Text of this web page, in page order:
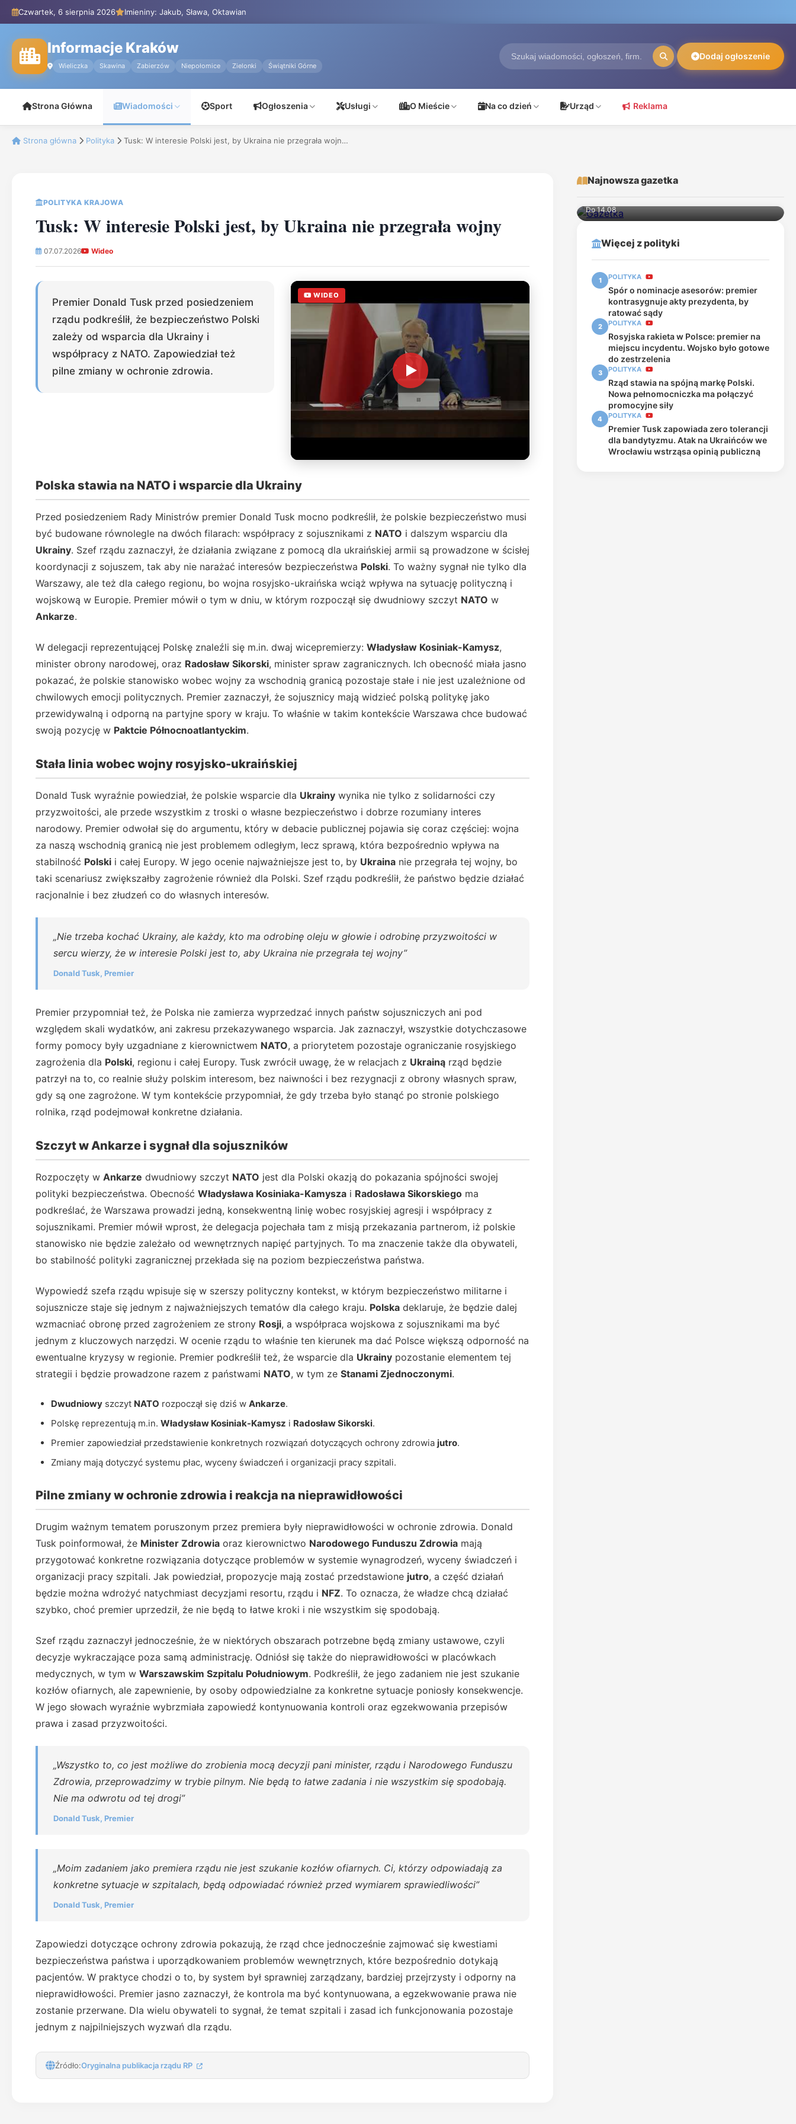
Czwartek, 6 sierpnia 2026 Imieniny: Jakub, Sława, Oktawian
Informacje Kraków
Wieliczka Skawina Zabierzów Niepołomice Zielonki Świątniki Górne
Dodaj ogłoszenie
Strona Główna Wiadomości Sport Ogłoszenia Usługi O Mieście Na co dzień Urząd Reklama
Strona główna Polityka Tusk: W interesie Polski jest, by Ukraina nie przegrała wojn…
POLITYKA KRAJOWA
Tusk: W interesie Polski jest, by Ukraina nie przegrała wojny
07.07.2026 Wideo
Premier Donald Tusk przed posiedzeniem
rządu podkreślił, że bezpieczeństwo Polski
zależy od wsparcia dla Ukrainy i
współpracy z NATO. Zapowiedział też
pilne zmiany w ochronie zdrowia.
WIDEO
Polska stawia na NATO i wsparcie dla Ukrainy
Przed posiedzeniem Rady Ministrów premier Donald Tusk mocno podkreślił, że polskie bezpieczeństwo musi
być budowane równolegle na dwóch filarach: współpracy z sojusznikami z NATO i dalszym wsparciu dla
Ukrainy. Szef rządu zaznaczył, że działania związane z pomocą dla ukraińskiej armii są prowadzone w ścisłej
koordynacji z sojuszem, tak aby nie narażać interesów bezpieczeństwa Polski. To ważny sygnał nie tylko dla
Warszawy, ale też dla całego regionu, bo wojna rosyjsko-ukraińska wciąż wpływa na sytuację polityczną i
wojskową w Europie. Premier mówił o tym w dniu, w którym rozpoczął się dwudniowy szczyt NATO w
Ankarze.
W delegacji reprezentującej Polskę znaleźli się m.in. dwaj wicepremierzy: Władysław Kosiniak-Kamysz,
minister obrony narodowej, oraz Radosław Sikorski, minister spraw zagranicznych. Ich obecność miała jasno
pokazać, że polskie stanowisko wobec wojny za wschodnią granicą pozostaje stałe i nie jest uzależnione od
chwilowych emocji politycznych. Premier zaznaczył, że sojusznicy mają widzieć polską politykę jako
przewidywalną i odporną na partyjne spory w kraju. To właśnie w takim kontekście Warszawa chce budować
swoją pozycję w Paktcie Północnoatlantyckim.
Stała linia wobec wojny rosyjsko-ukraińskiej
Donald Tusk wyraźnie powiedział, że polskie wsparcie dla Ukrainy wynika nie tylko z solidarności czy
przyzwoitości, ale przede wszystkim z troski o własne bezpieczeństwo i dobrze rozumiany interes
narodowy. Premier odwołał się do argumentu, który w debacie publicznej pojawia się coraz częściej: wojna
za naszą wschodnią granicą nie jest problemem odległym, lecz sprawą, która bezpośrednio wpływa na
stabilność Polski i całej Europy. W jego ocenie najważniejsze jest to, by Ukraina nie przegrała tej wojny, bo
taki scenariusz zwiększałby zagrożenie również dla Polski. Szef rządu podkreślił, że państwo będzie działać
racjonalnie i bez złudzeń co do własnych interesów.
„Nie trzeba kochać Ukrainy, ale każdy, kto ma odrobinę oleju w głowie i odrobinę przyzwoitości w
sercu wierzy, że w interesie Polski jest to, aby Ukraina nie przegrała tej wojny”
Donald Tusk, Premier
Premier przypomniał też, że Polska nie zamierza wyprzedzać innych państw sojuszniczych ani pod
względem skali wydatków, ani zakresu przekazywanego wsparcia. Jak zaznaczył, wszystkie dotychczasowe
formy pomocy były uzgadniane z kierownictwem NATO, a priorytetem pozostaje ograniczanie rosyjskiego
zagrożenia dla Polski, regionu i całej Europy. Tusk zwrócił uwagę, że w relacjach z Ukrainą rząd będzie
patrzył na to, co realnie służy polskim interesom, bez naiwności i bez rezygnacji z obrony własnych spraw,
gdy są one zagrożone. W tym kontekście przypomniał, że gdy trzeba było stanąć po stronie polskiego
rolnika, rząd podejmował konkretne działania.
Szczyt w Ankarze i sygnał dla sojuszników
Rozpoczęty w Ankarze dwudniowy szczyt NATO jest dla Polski okazją do pokazania spójności swojej
polityki bezpieczeństwa. Obecność Władysława Kosiniaka-Kamysza i Radosława Sikorskiego ma
podkreślać, że Warszawa prowadzi jedną, konsekwentną linię wobec rosyjskiej agresji i współpracy z
sojusznikami. Premier mówił wprost, że delegacja pojechała tam z misją przekazania partnerom, iż polskie
stanowisko nie będzie zależało od wewnętrznych napięć partyjnych. To ma znaczenie także dla obywateli,
bo stabilność polityki zagranicznej przekłada się na poziom bezpieczeństwa państwa.
Wypowiedź szefa rządu wpisuje się w szerszy polityczny kontekst, w którym bezpieczeństwo militarne i
sojusznicze staje się jednym z najważniejszych tematów dla całego kraju. Polska deklaruje, że będzie dalej
wzmacniać obronę przed zagrożeniem ze strony Rosji, a współpraca wojskowa z sojusznikami ma być
jednym z kluczowych narzędzi. W ocenie rządu to właśnie ten kierunek ma dać Polsce większą odporność na
ewentualne kryzysy w regionie. Premier podkreślił też, że wsparcie dla Ukrainy pozostanie elementem tej
strategii i będzie prowadzone razem z państwami NATO, w tym ze Stanami Zjednoczonymi.
Dwudniowy szczyt NATO rozpoczął się dziś w Ankarze.
Polskę reprezentują m.in. Władysław Kosiniak-Kamysz i Radosław Sikorski.
Premier zapowiedział przedstawienie konkretnych rozwiązań dotyczących ochrony zdrowia jutro.
Zmiany mają dotyczyć systemu płac, wyceny świadczeń i organizacji pracy szpitali.
Pilne zmiany w ochronie zdrowia i reakcja na nieprawidłowości
Drugim ważnym tematem poruszonym przez premiera były nieprawidłowości w ochronie zdrowia. Donald
Tusk poinformował, że Minister Zdrowia oraz kierownictwo Narodowego Funduszu Zdrowia mają
przygotować konkretne rozwiązania dotyczące problemów w systemie wynagrodzeń, wyceny świadczeń i
organizacji pracy szpitali. Jak powiedział, propozycje mają zostać przedstawione jutro, a część działań
będzie można wdrożyć natychmiast decyzjami resortu, rządu i NFZ. To oznacza, że władze chcą działać
szybko, choć premier uprzedził, że nie będą to łatwe kroki i nie wszystkim się spodobają.
Szef rządu zaznaczył jednocześnie, że w niektórych obszarach potrzebne będą zmiany ustawowe, czyli
decyzje wykraczające poza samą administrację. Odniósł się także do nieprawidłowości w placówkach
medycznych, w tym w Warszawskim Szpitalu Południowym. Podkreślił, że jego zadaniem nie jest szukanie
kozłów ofiarnych, ale zapewnienie, by osoby odpowiedzialne za konkretne sytuacje poniosły konsekwencje.
W jego słowach wyraźnie wybrzmiała zapowiedź kontynuowania kontroli oraz egzekwowania przepisów
prawa i zasad przyzwoitości.
„Wszystko to, co jest możliwe do zrobienia mocą decyzji pani minister, rządu i Narodowego Funduszu
Zdrowia, przeprowadzimy w trybie pilnym. Nie będą to łatwe zadania i nie wszystkim się spodobają.
Nie ma odwrotu od tej drogi”
Donald Tusk, Premier
„Moim zadaniem jako premiera rządu nie jest szukanie kozłów ofiarnych. Ci, którzy odpowiadają za
konkretne sytuacje w szpitalach, będą odpowiadać również przed wymiarem sprawiedliwości”
Donald Tusk, Premier
Zapowiedzi dotyczące ochrony zdrowia pokazują, że rząd chce jednocześnie zajmować się kwestiami
bezpieczeństwa państwa i uporządkowaniem problemów wewnętrznych, które bezpośrednio dotykają
pacjentów. W praktyce chodzi o to, by system był sprawniej zarządzany, bardziej przejrzysty i odporny na
nieprawidłowości. Premier jasno zaznaczył, że kontrola ma być kontynuowana, a egzekwowanie prawa nie
zostanie przerwane. Dla wielu obywateli to sygnał, że temat szpitali i zasad ich funkcjonowania pozostaje
jednym z najpilniejszych wyzwań dla rządu.
Źródło:Oryginalna publikacja rządu RP
Najnowsza gazetka
Do 14.08
Więcej z polityki
1 POLITYKA
Spór o nominacje asesorów: premier
kontrasygnuje akty prezydenta, by
ratować sądy
2 POLITYKA
Rosyjska rakieta w Polsce: premier na
miejscu incydentu. Wojsko było gotowe
do zestrzelenia
3 POLITYKA
Rząd stawia na spójną markę Polski.
Nowa pełnomocniczka ma połączyć
promocyjne siły
4 POLITYKA
Premier Tusk zapowiada zero tolerancji
dla bandytyzmu. Atak na Ukraińców we
Wrocławiu wstrząsa opinią publiczną